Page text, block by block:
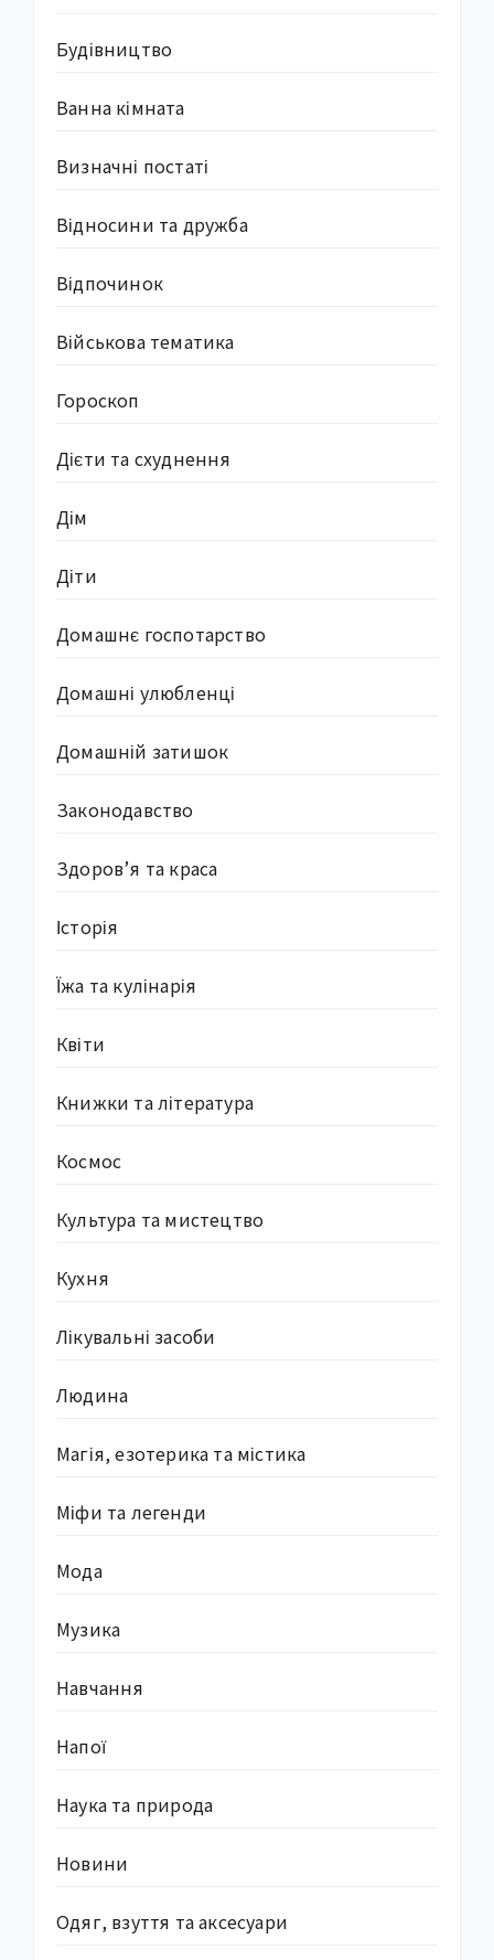
Будівництво
Ванна кімната
Визначні постаті
Відносини та дружба
Відпочинок
Військова тематика
Гороскоп
Дієти та схуднення
Дім
Діти
Домашнє госпотарство
Домашні улюбленці
Домашній затишок
Законодавство
Здоров’я та краса
Історія
Їжа та кулінарія
Квіти
Книжки та література
Космос
Культура та мистецтво
Кухня
Лікувальні засоби
Людина
Магія, езотерика та містика
Міфи та легенди
Мода
Музика
Навчання
Напої
Наука та природа
Новини
Одяг, взуття та аксесуари